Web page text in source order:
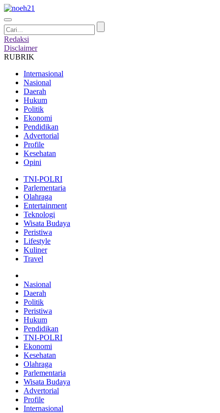
Redaksi
Disclaimer
RUBRIK
Internasional
Nasional
Daerah
Hukum
Politik
Ekonomi
Pendidikan
Advertorial
Profile
Kesehatan
Opini
TNI-POLRI
Parlementaria
Olahraga
Entertainment
Teknologi
Wisata Budaya
Peristiwa
Lifestyle
Kuliner
Travel
Nasional
Daerah
Politik
Peristiwa
Hukum
Pendidikan
TNI-POLRI
Ekonomi
Kesehatan
Olahraga
Parlementaria
Wisata Budaya
Advertorial
Profile
Internasional